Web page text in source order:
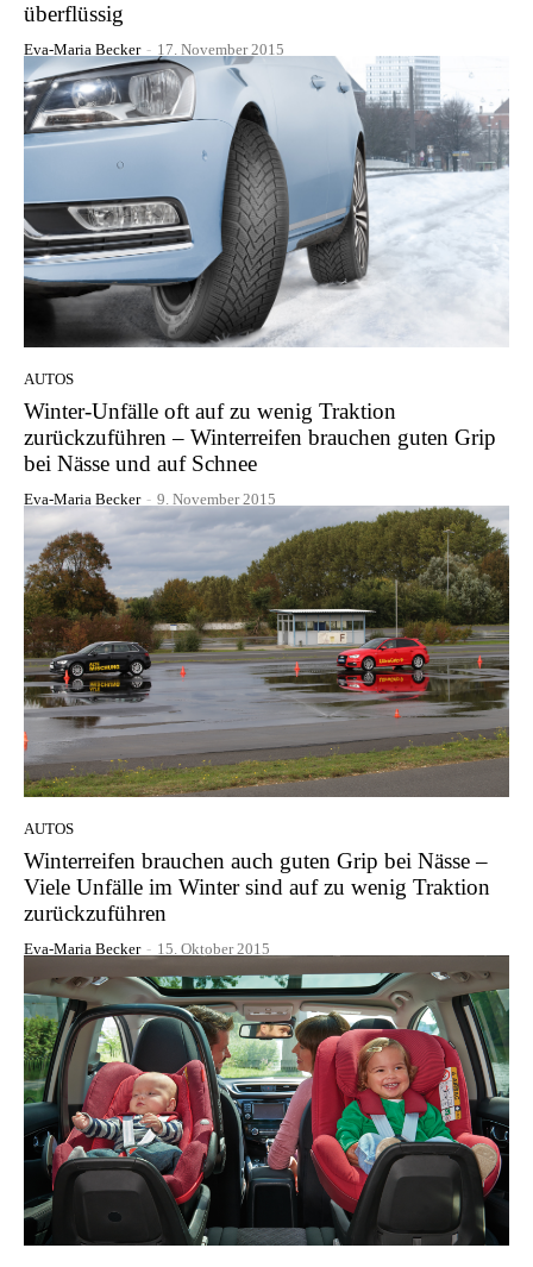
überflüssig
Eva-Maria Becker - 17. November 2015
AUTOS
Winter-Unfälle oft auf zu wenig Traktion
zurückzuführen – Winterreifen brauchen guten Grip
bei Nässe und auf Schnee
Eva-Maria Becker - 9. November 2015
AUTOS
Winterreifen brauchen auch guten Grip bei Nässe –
Viele Unfälle im Winter sind auf zu wenig Traktion
zurückzuführen
Eva-Maria Becker - 15. Oktober 2015